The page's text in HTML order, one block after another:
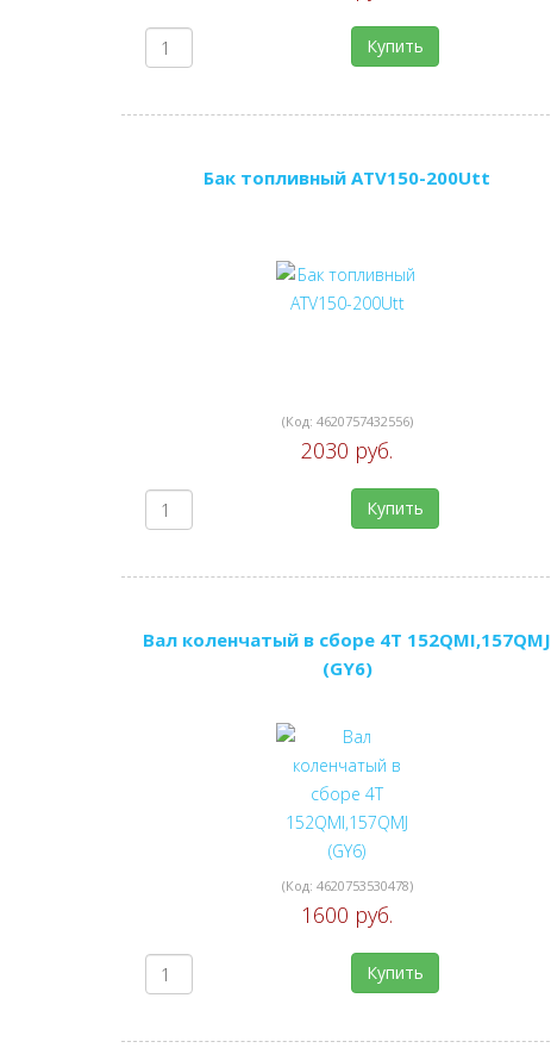
Купить
Бак топливный ATV150-200Utt
(Код: 4620757432556)
2030 руб.
Купить
Вал коленчатый в сборе 4Т 152QMI,157QMJ
(GY6)
(Код: 4620753530478)
1600 руб.
Купить